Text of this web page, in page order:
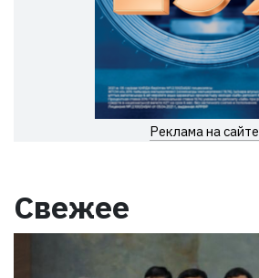
Реклама на сайте
Свежее